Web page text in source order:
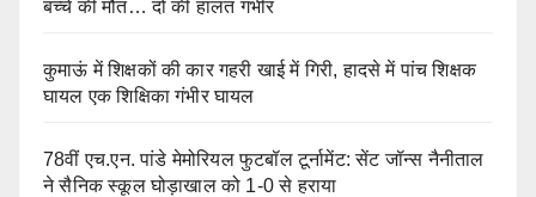
बच्चे की मौत… दो की हालत गंभीर
कुमाऊं में शिक्षकों की कार गहरी खाई में गिरी, हादसे में पांच शिक्षक
घायल एक शिक्षिका गंभीर घायल
78वीं एच.एन. पांडे मेमोरियल फुटबॉल टूर्नामेंट: सेंट जॉन्स नैनीताल
ने सैनिक स्कूल घोड़ाखाल को 1-0 से हराया